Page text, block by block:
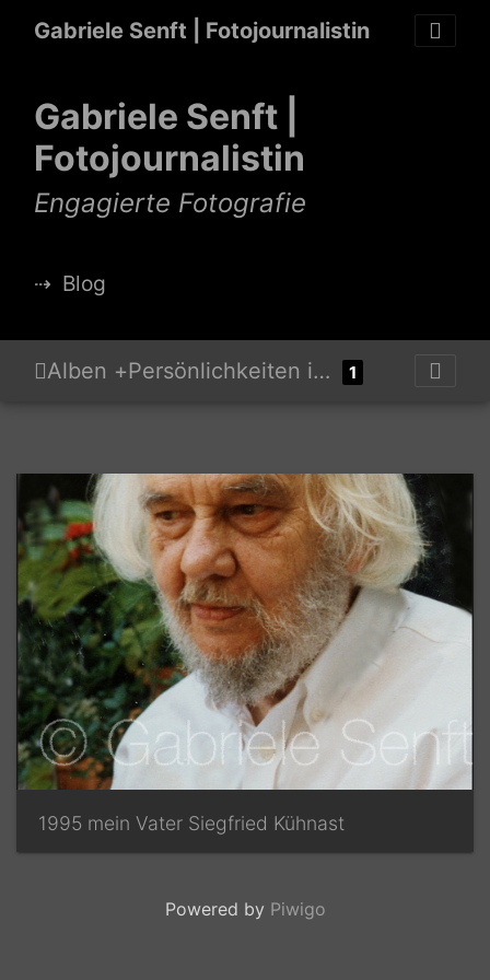
Gabriele Senft | Fotojournalistin
Gabriele Senft |
Fotojournalistin
Engagierte Fotografie
⇢ Blog
Alben + Persönlichkeiten in sozialer und politischer Hinsicht (alphabetisch) 1
1995 mein Vater Siegfried Kühnast
Powered by Piwigo